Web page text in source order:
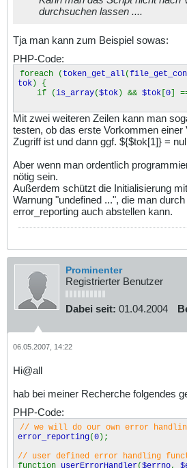
durchsuchen lassen ....
Tja man kann zum Beispiel sowas:
PHP-Code:
foreach ( token_get_all(
tok) {
if (is_array($tok) && $tok [0]
Mit zwei weiteren Zeilen kann man
testen, ob das erste Vorkommen einer
Zugriff ist und dann ggf. ${$tok[1]} =
Aber wenn man ordentlich
nötig sein.
Außerdem schützt die Initialisierung
Warnung "undefined ...", die man
error_reporting auch abstellen kann.
Prominenter
Registrierter Benutzer
Dabei seit: 01.04.2004
06.05.2007, 14:22
Hi@all
hab bei meiner Recherche folgendes
PHP-Code:
// we will do our own error
error_reporting(0);
// user defined error handling
function userErrorHandler($errno,